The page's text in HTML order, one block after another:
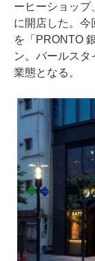
ーヒーショップ
に開店した。今
を「PRONTO
ン。バールス
業態となる。